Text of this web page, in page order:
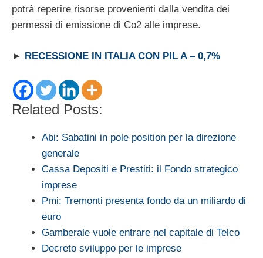
potrà reperire risorse provenienti dalla vendita dei
permessi di emissione di Co2 alle imprese.
► RECESSIONE IN ITALIA CON PIL A – 0,7%
Related Posts:
Abi: Sabatini in pole position per la direzione
generale
Cassa Depositi e Prestiti: il Fondo strategico
imprese
Pmi: Tremonti presenta fondo da un miliardo di
euro
Gamberale vuole entrare nel capitale di Telco
Decreto sviluppo per le imprese